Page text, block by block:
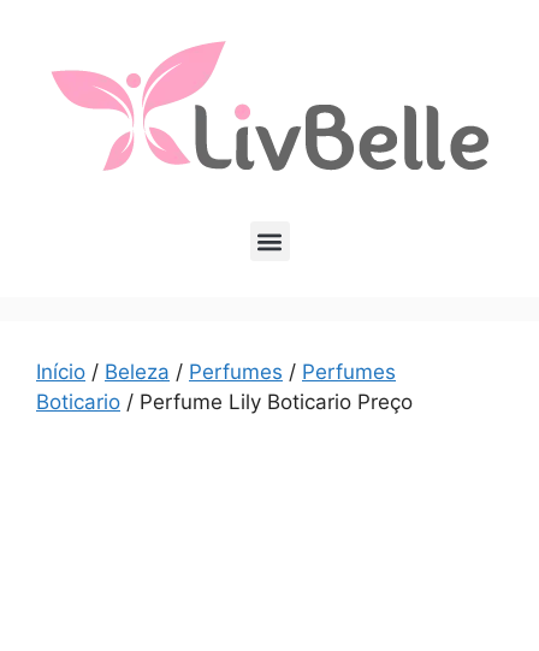
Início / Beleza / Perfumes / Perfumes
Boticario / Perfume Lily Boticario Preço